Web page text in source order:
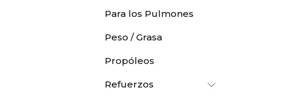
Para los Pulmones
Peso / Grasa
Propóleos
Refuerzos